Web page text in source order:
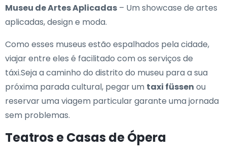
Museu de Artes Aplicadas – Um showcase de artes
aplicadas, design e moda.
Como esses museus estão espalhados pela cidade,
viajar entre eles é facilitado com os serviços de
táxi.Seja a caminho do distrito do museu para a sua
próxima parada cultural, pegar um taxi füssen ou
reservar uma viagem particular garante uma jornada
sem problemas.
Teatros e Casas de Ópera